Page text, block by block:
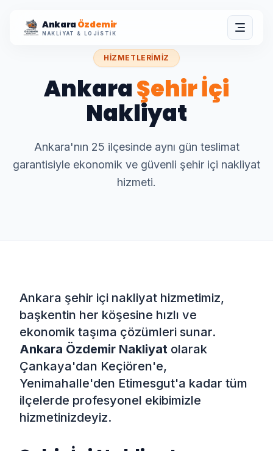
AnkaraÖzdemir
NAKLIYAT & LOJISTIK
HIZMETLERIMIZ
AnkaraŞehir İçi
Nakliyat
Ankara'nın 25 ilçesinde aynı gün teslimat
garantisiyle ekonomik ve güvenli şehir içi nakliyat
hizmeti.
Ankara şehir içi nakliyat hizmetimiz,
başkentin her köşesine hızlı ve
ekonomik taşıma çözümleri sunar.
Ankara Özdemir Nakliyat olarak
Çankaya'dan Keçiören'e,
Yenimahalle'den Etimesgut'a kadar tüm
ilçelerde profesyonel ekibimizle
hizmetinizdeyiz.